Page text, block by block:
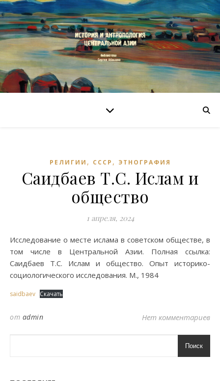
РЕЛИГИИ , СССР , ЭТНОГРАФИЯ
Саидбаев Т.С. Ислам и
общество
1 апреля, 2024
Исследование о месте ислама в советском обществе, в
том числе в Центральной Азии. Полная ссылка:
Саидбаев Т.С. Ислам и общество. Опыт историко-
социологического исследования. М., 1984
saidbaev Скачать
от admin Нет комментариев
Поиск